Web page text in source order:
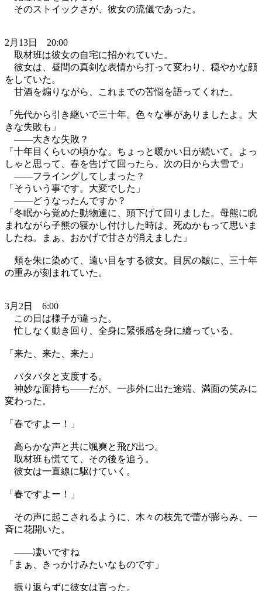
そのストイックさが、彼女の流儀であった。
2月13日 20:00
取材班は彼女の自宅に招かれていた。
彼女は、昼間の真剣な表情から打って変わり、穏やかな顔
をしていた。
甘酒を煽りながら、これまでの苦悩を語ってくれた。
「先代から引き継いで三十年。色々な事がありましたよ。大
きな失敗も」
——大きな失敗？
「十年目くらいの頃かな。ちょっと暖かい日が続いて。よっ
しゃと思って、春を告げて回ったら、次の日から大雪で」
——フライングしてしまった？
「そういう事です。大変でした」
——どうなったんですか？
「冬眠から覚めた動物達に、頭下げて回りました。母熊に睨
まれながら子熊の寝かし付けした時は、死ぬかもって思いま
したね。まぁ、おかげで甘さが消えました」
頬を朱に染めて、遠い目をする彼女。目尻の皺に、三十年
の重みが刻まれていた。
3月2日 6:00
この日は様子が違った。
忙しなく動き回り、全身に緊張感を身に纏っている。
「来た、来た、来た」
バタバタと支度する。
神妙な面持ち——だが、一歩外に出た途端、満面の笑みに
変わった。
「春ですよー！」
高らかな声と共に颯爽と飛び出つ。
取材班も慌てて、その後を追う。
彼女は一直線に駆けていく。
「春ですよー！」
その声に起こされるように、木々の枝先で蕾が膨らみ、一
斉に花開いた。
——凄いですね
「まぁ、きっかけみたいなものです」
振り返らずに彼女は言った。